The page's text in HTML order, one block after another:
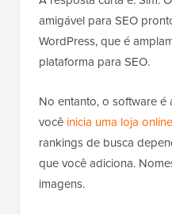
amigável para SEO
WordPress, que é
plataforma para SEO.
No entanto, o software é
você inicia uma loja
rankings de busca
que você adiciona.
imagens.